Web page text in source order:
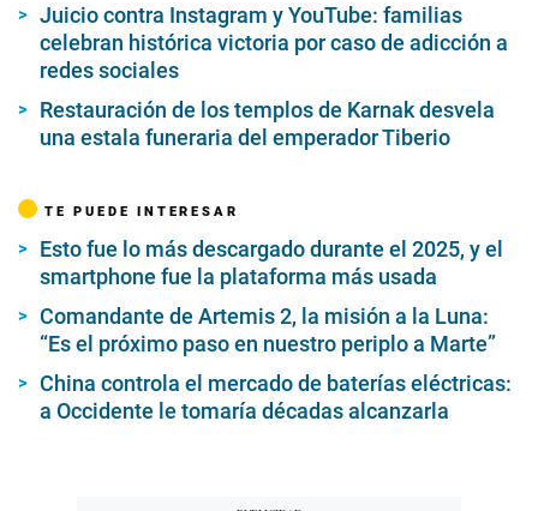
Juicio contra Instagram y YouTube: familias
celebran histórica victoria por caso de adicción a
redes sociales
Restauración de los templos de Karnak desvela
una estala funeraria del emperador Tiberio
TE PUEDE INTERESAR
Esto fue lo más descargado durante el 2025, y el
smartphone fue la plataforma más usada
Comandante de Artemis 2, la misión a la Luna:
“Es el próximo paso en nuestro periplo a Marte”
China controla el mercado de baterías eléctricas:
a Occidente le tomaría décadas alcanzarla